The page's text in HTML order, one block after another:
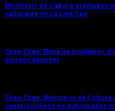
Ministerio de Cultura promueve
culturales en La Libertad
Chan Chan: Miles de trujillanos
museos abiertos
Chan Chan: Ministerio de
construcciones no autorizadas